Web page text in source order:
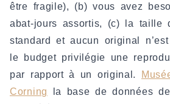
être fragile), (b) vous avez
abat-jours assortis, (c) la taille
standard et aucun original
le budget privilégie une
par rapport à un original.
Corning
la base de données